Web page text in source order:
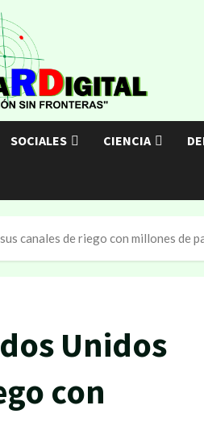
SOCIALES CIENCIA
canales de riego con millones de
Unidos
con